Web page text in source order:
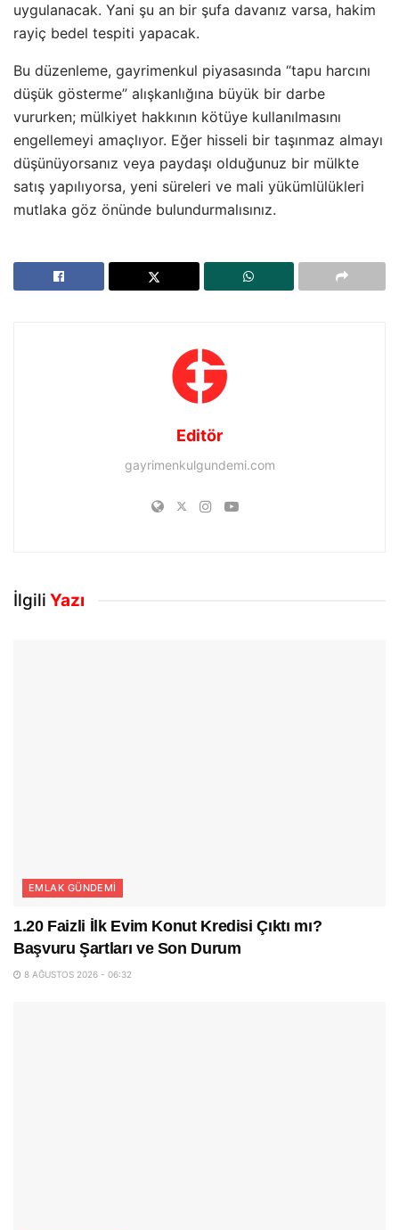
uygulanacak. Yani şu an bir şufa davanız varsa, hakim
rayiç bedel tespiti yapacak.
Bu düzenleme, gayrimenkul piyasasında “tapu harcını
düşük gösterme” alışkanlığına büyük bir darbe
vururken; mülkiyet hakkının kötüye kullanılmasını
engellemeyi amaçlıyor. Eğer hisseli bir taşınmaz almayı
düşünüyorsanız veya paydaşı olduğunuz bir mülkte
satış yapılıyorsa, yeni süreleri ve mali yükümlülükleri
mutlaka göz önünde bulundurmalısınız.
Editör
gayrimenkulgundemi.com
İlgili Yazı
EMLAK GÜNDEMI
1.20 Faizli İlk Evim Konut Kredisi Çıktı mı?
Başvuru Şartları ve Son Durum
8 AĞUSTOS 2026 - 06:32